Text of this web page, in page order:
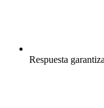
Respuesta